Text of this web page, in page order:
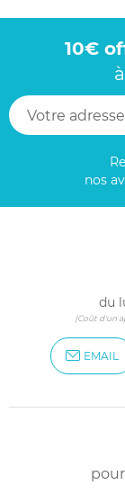
10€
nos
du
(Coût d'un
EMAIL